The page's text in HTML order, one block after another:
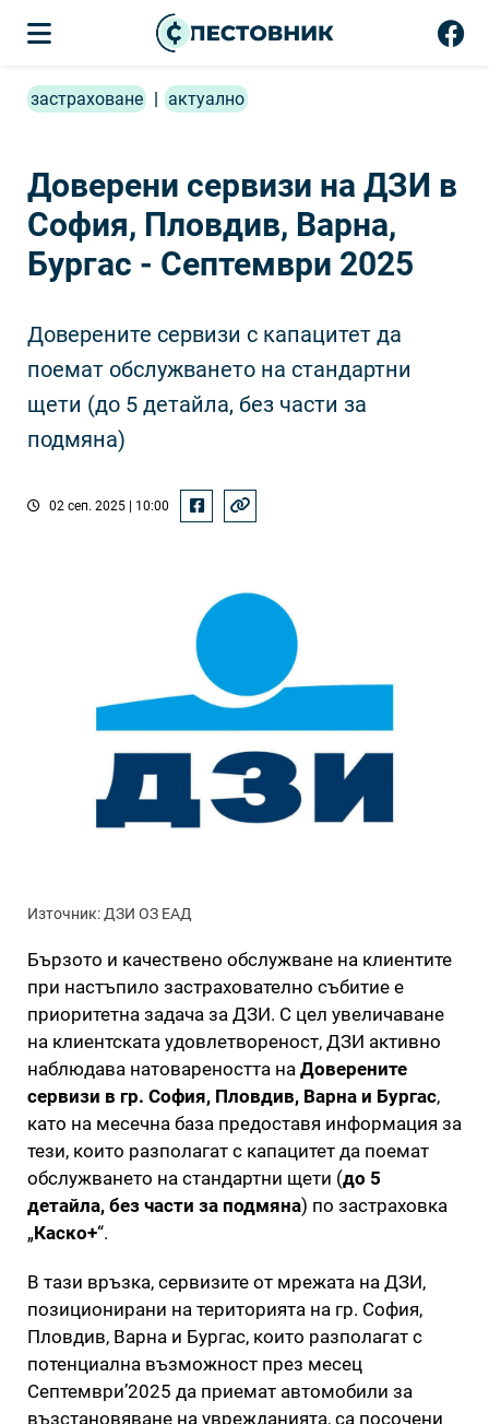
застраховане | актуално
Доверени сервизи на ДЗИ в
София, Пловдив, Варна,
Бургас - Септември 2025
Доверените сервизи с капацитет да
поемат обслужването на стандартни
щети (до 5 детайла, без части за
подмяна)
02 сеп. 2025 | 10:00
Източник: ДЗИ ОЗ ЕАД
Бързото и качествено обслужване на клиентите
при настъпило застрахователно събитие е
приоритетна задача за ДЗИ. С цел увеличаване
на клиентската удовлетвореност, ДЗИ активно
наблюдава натовареността на Доверените
сервизи в гр. София, Пловдив, Варна и Бургас,
като на месечна база предоставя информация за
тези, които разполагат с капацитет да поемат
обслужването на стандартни щети (до 5
детайла, без части за подмяна) по застраховка
„Каско+“.
В тази връзка, сервизите от мрежата на ДЗИ,
позиционирани на територията на гр. София,
Пловдив, Варна и Бургас, които разполагат с
потенциална възможност през месец
Септември’2025 да приемат автомобили за
възстановяване на уврежданията, са посочени